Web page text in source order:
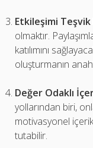
Etkileşimi Teşvik
olmaktır.
katılımını
oluşturmanın
Değer Odaklı
yollarından biri,
motivasyonel
tutabilir.